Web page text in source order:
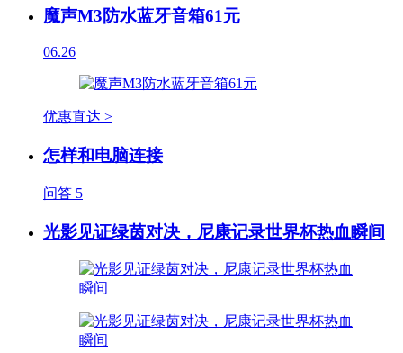
魔声M3防水蓝牙音箱61元
06.26
优惠直达 >
怎样和电脑连接
问答 5
光影见证绿茵对决，尼康记录世界杯热血瞬间